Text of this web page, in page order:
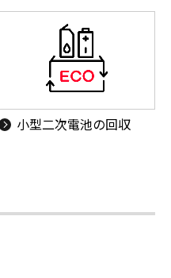
小型二次電池の回収